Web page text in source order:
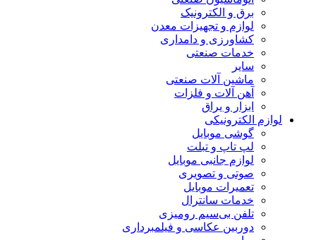
برق و الکترونیک
لوازم و تجهیزات معدن
کشاورزی و دامداری
خدمات صنعتی
سایر
ماشین آلات صنعتی
آهن آلات و فلزات
ابزار و یراق
لوازم الکترونیکی
گوشی موبایل
لپ تاپ و تبلت
لوازم جانبی موبایل
صوتی و تصویری
تعمیرات موبایل
خدمات سانترال
تلفن بی‌سیم رومیزی
دوربین عکاسی و فیلمبرداری